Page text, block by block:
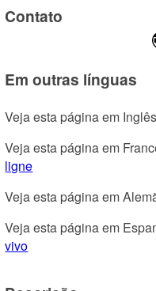
Contato
Em outras línguas
Veja esta página em
Veja esta página em
ligne
Veja esta página em
Veja esta página em
vivo